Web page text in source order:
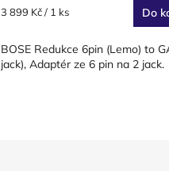
Měrná
3 899 Kč / 1 ks Do
BOSE Redukce 6pin (Lemo) to
jack), Adaptér ze 6 pin na 2 jack.